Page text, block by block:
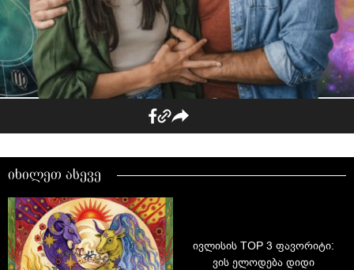
იხილეთ ასევე
ივლისის TOP 3 ფავორიტი:
ვის ელოდება დიდი